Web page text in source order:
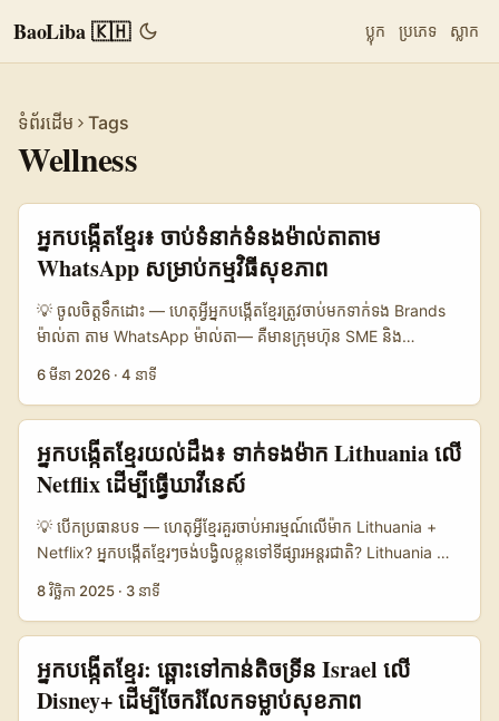
BaoLiba 🇰🇭 ប្លុក ប្រភេទ ស្លាក
ទំព័រដើម Tags
Wellness
អ្នកបង្កើតខ្មែរ៖ ចាប់ទំនាក់ទំនងម៉ាល់តា​តាម
WhatsApp សម្រាប់កម្មវិធីសុខភាព
💡 ចូលចិត្តទឹកដោះ — ហេតុអ្វីអ្នកបង្កើតខ្មែរត្រូវចាប់មកទាក់ទង Brands
ម៉ាល់តា តាម WhatsApp ម៉ាល់តា— គឺមានក្រុមហ៊ុន​ SME និង
ជាឈុតមួយសម្រាប់ commerce និង appointment flows —
Maxim’s Group និង MEDILASE គឺជាគំរូដែលប្រើ WhatsApp ទៅ
កាន់ការទិញទំនិញក្នុងផ្លូវ និង automate ការកក់ (យោងពី Reference
Content)។ សម្រាប់អ្នកបង្កើតនៅកម្ពុជា គោលបំណងគឺច្រើន៖ ទទួលយក
brand deals រកប្រាក់ពី abroad, បន្ថែម portfolio ជាមួយ
campaign wellness និងធ្វើការទំនាក់ទំនងឲ្យមានភាពខ្លី​ ខឺន និង
conversion-focused។ អត្ថបទនេះផ្ដល់ផ្លូវច្បាស់​ពីវិធីរៀបចំ message,
tactic ទាក់ទង (organic + API path), និង risk management —
6 មីនា 2026 · 4 នាទី
អ្នកបង្កើតខ្មែរយល់ដឹង៖ ទាក់ទងម៉ាក Lithuania លើ
Netflix ដើម្បីធ្វើ​ឃាវីនេស៍
💡 បើកប្រធានបទ — ហេតុអ្វីខ្មែរគួរចាប់អារម្មណ៍លើម៉ាក Lithuania +
Netflix? អ្នកបង្កើតខ្មែរៗចង់បង្វិលខ្លួនទៅទីផ្សារអន្ដរជាតិ? Lithuania មាន
scene ម៉ាកសុខភាព និងwellness កំពុងធូរស្លៀក — ប៉ុន្តែចូលទៅ
រកគោលដៅ global តាម Content Placements លើ platforms
Makeup (L’Oréal) ទាក់ទងជាមួយស៊េរី Mercredi ដើម្បីកសាង
branding និងឈានទៅកាន់ Gen Z បង្ហាញថា ការភ្ជាប់ម៉ាកជាមួយ IP
ល្បីល្បាញអាចផ្ដល់ការពិភាក្សានៅសង្គមបានយ៉ាងខ្លាំង (យោងពីការសម្ភាសន៍
8 វិច្ឆិកា 2025 · 3 នាទី
អ្នកបង្កើតខ្មែរ: ឆ្ពោះទៅកាន់តិចទ្រីន Israel លើ
Disney+ ដើម្បីចែករំលែកទម្លាប់សុខភាព